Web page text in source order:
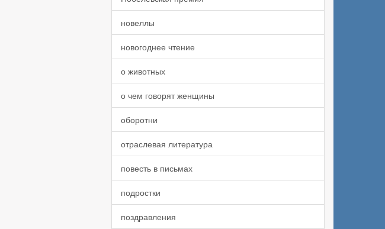
новеллы
новогоднее чтение
о животных
о чем говорят женщины
оборотни
отраслевая литература
повесть в письмах
подростки
поздравления